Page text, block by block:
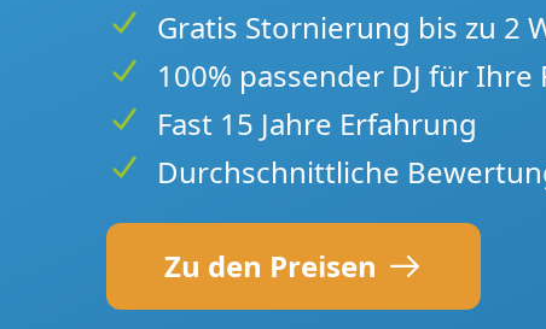
Gratis Stornierung bis zu 2
100% passender DJ für Ihre
Fast 15 Jahre Erfahrung
Durchschnittliche
Zu den Preisen